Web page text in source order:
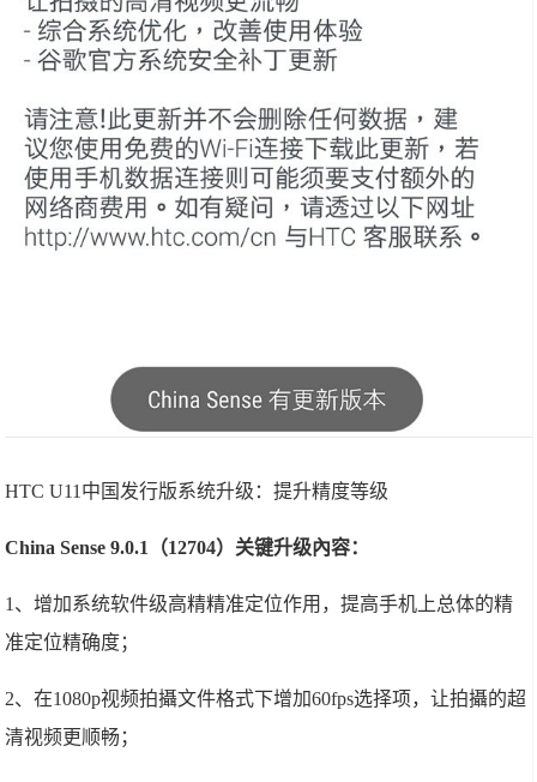
HTC U11中国发行版系统升级：提升精度等级
China Sense 9.0.1（12704）关键升级內容：
1、增加系统软件级高精精准定位作用，提高手机上总体的精
准定位精确度；
2、在1080p视频拍攝文件格式下增加60fps选择项，让拍攝的超
清视频更顺畅；